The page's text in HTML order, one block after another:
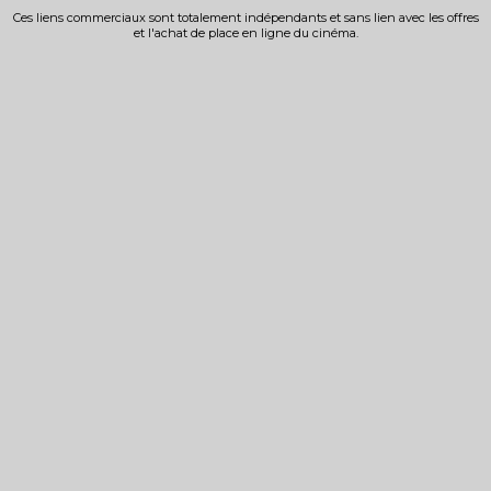
Ces liens commerciaux sont totalement indépendants et sans lien avec les offres
et l'achat de place en ligne du cinéma.